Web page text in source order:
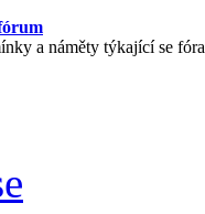
a náměty týkající se fóra